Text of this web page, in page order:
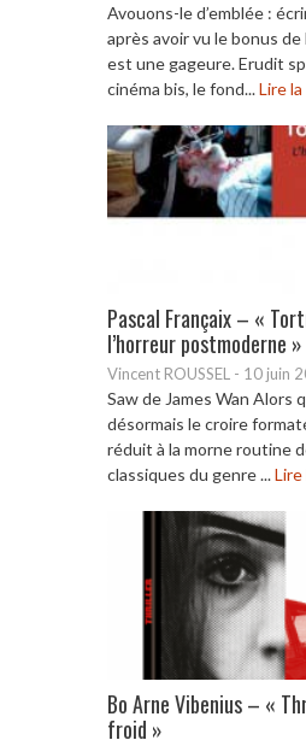
Avouons-le d’emblée :
après avoir vu le bonus
est une gageure. Erudit
cinéma bis, le fond...Lire
Pascal Françaix – «
l’horreur postmoderne »
Vincent ROUSSEL - 10 juin
Saw de James Wan Alors
désormais le croire
réduit à la morne routine
classiques du genre ...
Bo Arne Vibenius – «
froid »